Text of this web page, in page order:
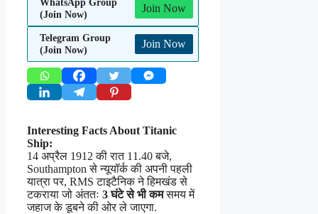
(Join Now)
Join Now
Telegram Group
(Join Now)
Join Now
Interesting Facts About Titanic
Ship:
14 अप्रैल 1912 की रात 11.40 बजे,
Southampton से न्यूयॉर्क की अपनी पहली
यात्रा पर, RMS टाइटैनिक ने हिमखंड से
टकराया जो अंततः 3 घंटे से भी कमसमय में
जहाज के डूबने की ओर ले जाएगा.